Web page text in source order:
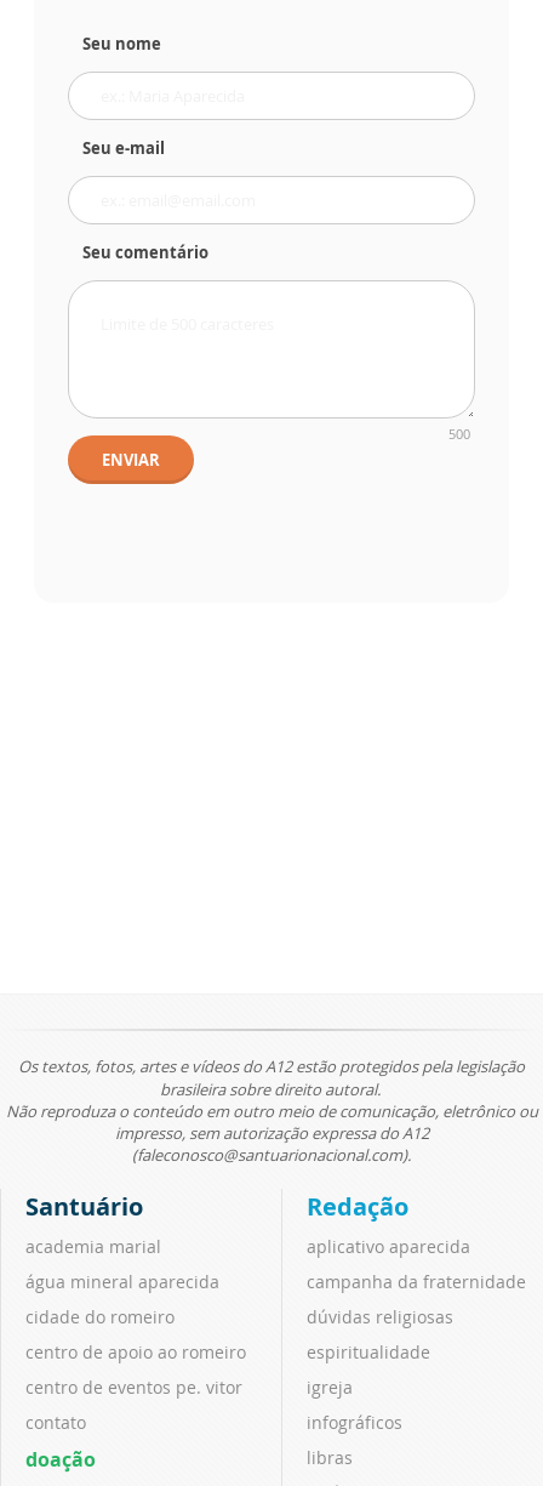
Seu nome
Seu e-mail
Seu comentário
500
ENVIAR
Os textos, fotos, artes e vídeos do A12 estão protegidos pela legislação
brasileira sobre direito autoral.
Não reproduza o conteúdo em outro meio de comunicação, eletrônico ou
impresso, sem autorização expressa do A12
(faleconosco@santuarionacional.com).
Santuário
academia marial
água mineral aparecida
cidade do romeiro
centro de apoio ao romeiro
centro de eventos pe. vitor
contato
doação
Redação
aplicativo aparecida
campanha da fraternidade
dúvidas religiosas
espiritualidade
igreja
infográficos
libras